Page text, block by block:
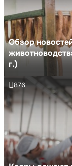
Обзор
г.)
876